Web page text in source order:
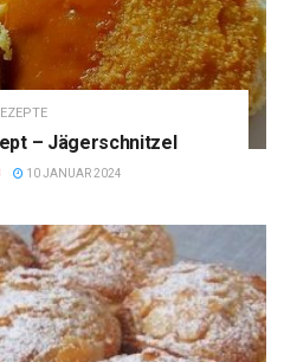
– Jägerschnitzel
10 JANUAR 2024